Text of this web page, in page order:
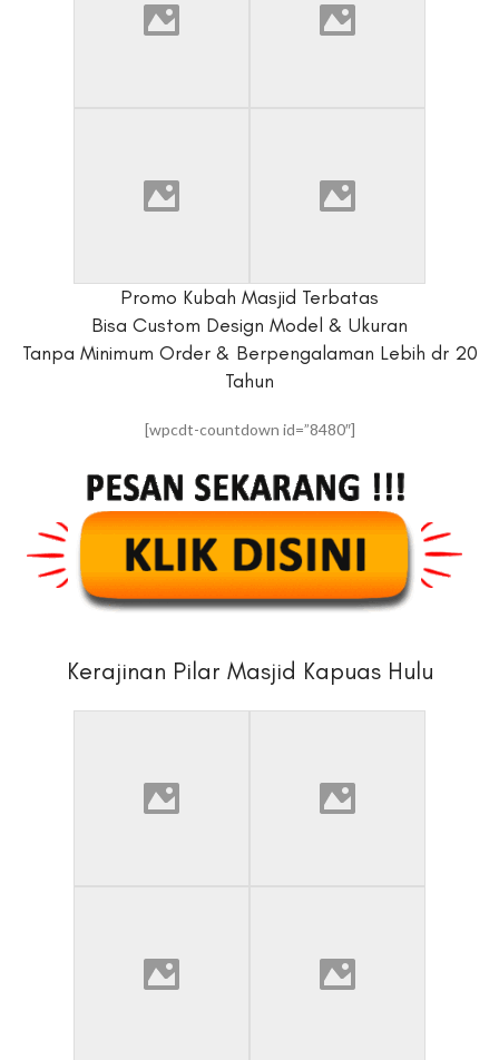
Promo Kubah Masjid Terbatas
Bisa Custom Design Model & Ukuran
Tanpa Minimum Order & Berpengalaman Lebih dr 20
Tahun
[wpcdt-countdown id=”8480″]
Kerajinan Pilar Masjid Kapuas Hulu